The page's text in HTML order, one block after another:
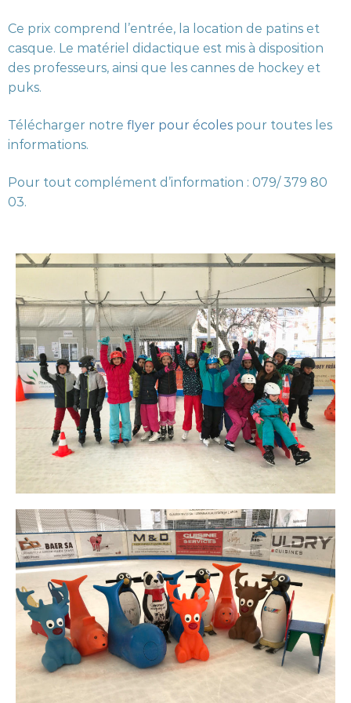
Ce prix comprend l’entrée, la location de patins et
casque. Le matériel didactique est mis à disposition
des professeurs, ainsi que les cannes de hockey et
puks.
Télécharger notre flyer pour écoles pour toutes les
informations.
Pour tout complément d’information : 079/ 379 80
03.